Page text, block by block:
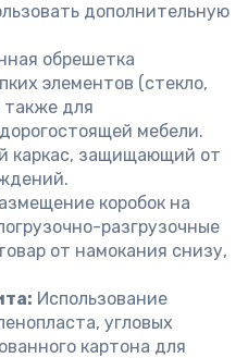
дополнительную
обрешетка
элементов (стекло,
также для
мебели.
каркас, защищающий от
коробок на
разгрузочные
от намокания снизу,
Использование
угловых
картона для